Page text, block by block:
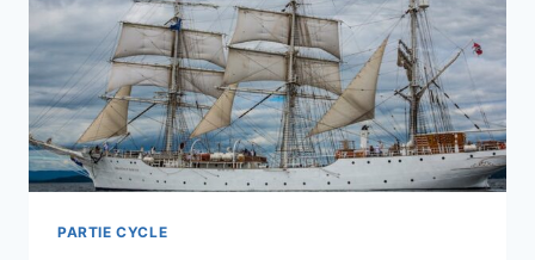
PARTIE CYCLE